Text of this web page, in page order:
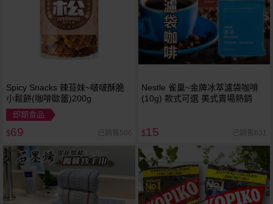
Spicy Snacks 辣苔妹~啵啵酥脆
小鬆餅(咖啡歐蕾)200g
即期食品
$69 已銷售506
Nestle 雀巢~金牌冰萃濾袋咖啡
(10g) 款式可選 美式賣場熱銷
$15 已銷售831